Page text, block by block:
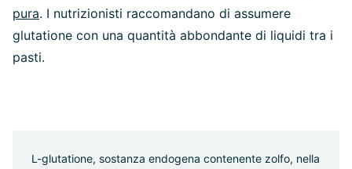
pura. I nutrizionisti raccomandano di assumere
glutatione con una quantità abbondante di liquidi tra i
pasti.
L-glutatione, sostanza endogena contenente zolfo, nella